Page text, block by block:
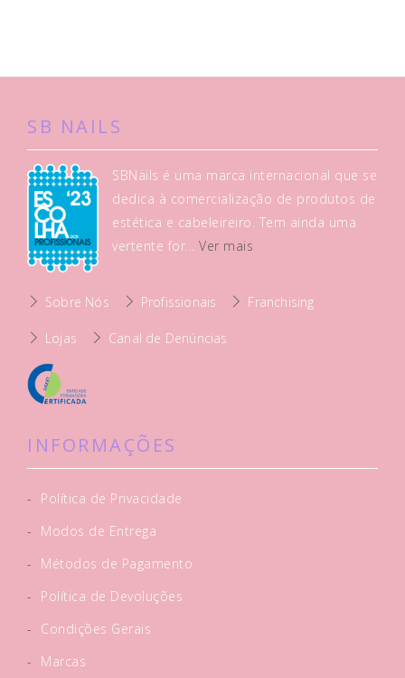
SB NAILS
SBNails é uma marca internacional que se
dedica à comercialização de produtos de
estética e cabeleireiro. Tem ainda uma
vertente for...Ver mais
Sobre Nós Profissionais Franchising
Lojas Canal de Denúncias
INFORMAÇÕES
-
Política de Privacidade
-
Modos de Entrega
-
Métodos de Pagamento
-
Política de Devoluções
-
Condições Gerais
-
Marcas